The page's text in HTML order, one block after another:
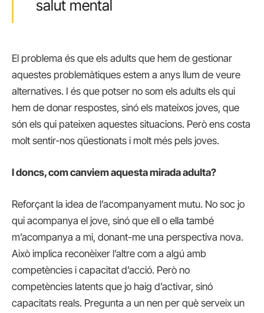
salut mental
El problema és que els adults que hem de gestionar
aquestes problemàtiques estem a anys llum de veure
alternatives. I és que potser no som els adults els qui
hem de donar respostes, sinó els mateixos joves, que
són els qui pateixen aquestes situacions. Però ens costa
molt sentir-nos qüestionats i molt més pels joves.
I doncs, com canviem aquesta mirada adulta?
Reforçant la idea de l’acompanyament mutu. No soc jo
qui acompanya el jove, sinó que ell o ella també
m’acompanya a mi, donant-me una perspectiva nova.
Això implica reconèixer l’altre com a algú amb
competències i capacitat d’acció. Però no
competències latents que jo haig d’activar, sinó
capacitats reals. Pregunta a un nen per què serveix un